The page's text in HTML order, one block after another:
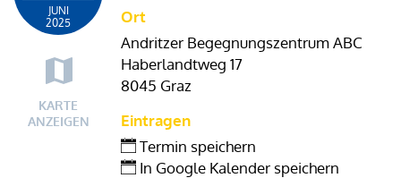
JUNI
2025
KARTE
ANZEIGEN
Ort
Andritzer Begegnungszentrum ABC
Haberlandtweg 17
8045 Graz
Eintragen
Termin speichern
In Google Kalender speichern